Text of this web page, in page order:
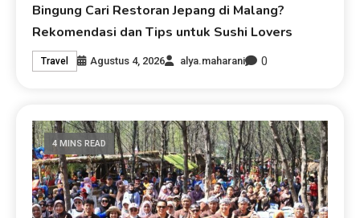
Bingung Cari Restoran Jepang di Malang?
Rekomendasi dan Tips untuk Sushi Lovers
Travel Agustus 4, 2026 alya.maharani 0
4 MINS READ